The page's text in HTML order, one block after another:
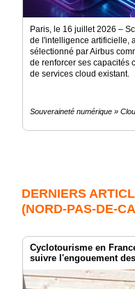
Paris, le 16 juillet 2026 –
de l'intelligence artificielle,
sélectionné par Airbus
de renforcer ses capacités
de services cloud existant.
Souveraineté numérique »
DERNIERS
(NORD-PAS-DE-
Cyclotourisme en
suivre l'engouement